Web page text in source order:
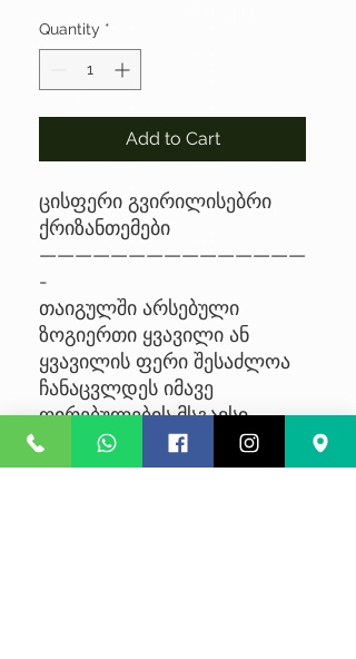
Quantity *
Add to Cart
ცისფერი გვირილისებრი
ქრიზანთემები
———————————————
-
თაიგულში არსებული
ზოგიერთი ყვავილი ან
ყვავილის ფერი შესაძლოა
ჩანაცვლდეს იმავე
ღირებულების მსგავსი
ყვავილით, მარაგიდან
გამომდინარე.